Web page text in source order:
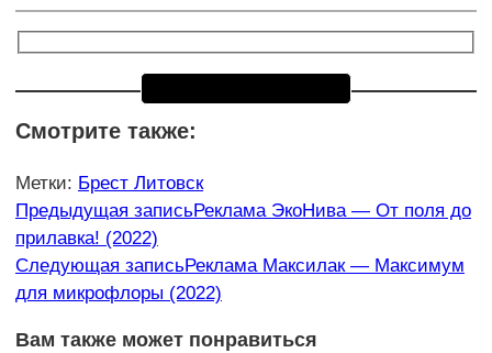
Смотрите также:
Метки: Брест Литовск
Еще
статьи
Предыдущая записьРеклама ЭкоНива — От поля до
прилавка! (2022)
Следующая записьРеклама Максилак — Максимум
для микрофлоры (2022)
Вам также может понравиться